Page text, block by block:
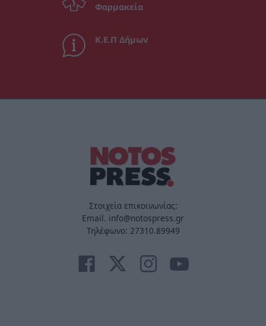
Φαρμακεία
Κ.Ε.Π Δήμων
Στοιχεία επικοινωνίας:
Email. info@notospress.gr
Τηλέφωνο: 27310.89949